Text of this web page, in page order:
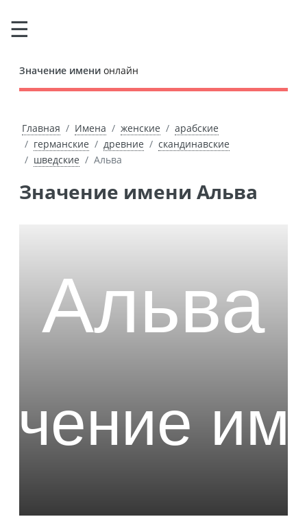
Значение имени онлайн
Главная Имена женские
арабские
германские
древние
скандинавские
шведские
Альва
Значение имени Альва